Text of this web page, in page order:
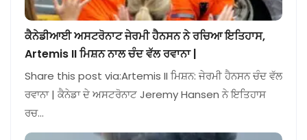
ਕੈਨੇਡੀਆਈ ਅਸਟਰੋਨਾਟ ਜੇਰਮੀ ਹੈਨਸਨ ਨੇ ਰਚਿਆ ਇਤਿਹਾਸ,
Artemis II ਮਿਸ਼ਨ ਨਾਲ ਚੰਦ ਵੱਲ ਰਵਾਨਾ |
Share this post via:Artemis II ਮਿਸ਼ਨ: ਜੇਰਮੀ ਹੈਨਸਨ ਚੰਦ ਵੱਲ
ਰਵਾਨਾ | ਕੈਨੇਡਾ ਦੇ ਅਸਟਰੋਨਾਟ Jeremy Hansen ਨੇ ਇਤਿਹਾਸ
ਰਚ…